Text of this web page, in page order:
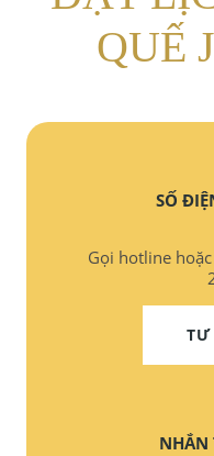
QUẾ
SỐ
Gọi hotline
TƯ
NHẮN